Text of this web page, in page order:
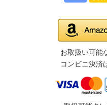
お取扱い可能
コンビニ決済